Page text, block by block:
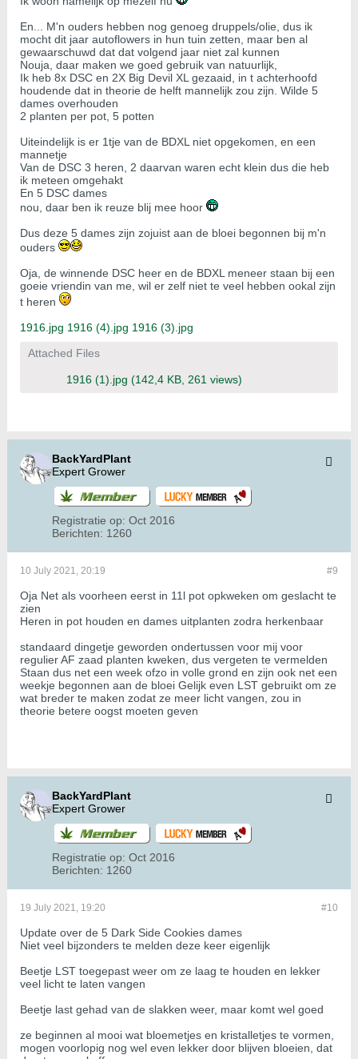
En... M'n ouders hebben nog genoeg druppels/olie, dus ik
mocht dit jaar autoflowers in hun tuin zetten, maar ben al
gewaarschuwd dat dat volgend jaar niet zal kunnen
Nouja, daar maken we goed gebruik van natuurlijk,
Ik heb 8x DSC en 2X Big Devil XL gezaaid, in t achterhoofd
houdende dat in theorie de helft mannelijk zou zijn. Wilde 5
dames overhouden
2 planten per pot, 5 potten
Uiteindelijk is er 1tje van de BDXL niet opgekomen, en een
mannetje
Van de DSC 3 heren, 2 daarvan waren echt klein dus die heb
ik meteen omgehakt
​​​​​​En 5 DSC dames
nou, daar ben ik reuze blij mee hoor
Dus deze 5 dames zijn zojuist aan de bloei begonnen bij m'n
ouders
Oja, de winnende DSC heer en de BDXL meneer staan bij een
goeie vriendin van me, wil er zelf niet te veel hebben ookal zijn
t heren
1916.jpg 1916 (4).jpg 1916 (3).jpg
Attached Files
1916 (1).jpg (142,4 KB, 261 views)
BackYardPlant
Expert Grower
Registratie op: Oct 2016
Berichten: 1260
#9
10 July 2021, 20:19
Oja Net als voorheen eerst in 11l pot opkweken om geslacht te
zien
Heren in pot houden en dames uitplanten zodra herkenbaar
standaard dingetje geworden ondertussen voor mij voor
regulier AF zaad planten kweken, dus vergeten te vermelden
Staan dus net een week ofzo in volle grond en zijn ook net een
weekje begonnen aan de bloei Gelijk even LST gebruikt om ze
wat breder te maken zodat ze meer licht vangen, zou in
theorie betere oogst moeten geven
BackYardPlant
Expert Grower
Registratie op: Oct 2016
Berichten: 1260
#10
19 July 2021, 19:20
Update over de 5 Dark Side Cookies dames
Niet veel bijzonders te melden deze keer eigenlijk
Beetje LST toegepast weer om ze laag te houden en lekker
veel licht te laten vangen
Beetje last gehad van de slakken weer, maar komt wel goed
ze beginnen al mooi wat bloemetjes en kristalletjes te vormen,
mogen voorlopig nog wel even lekker door blijven bloeien, dat